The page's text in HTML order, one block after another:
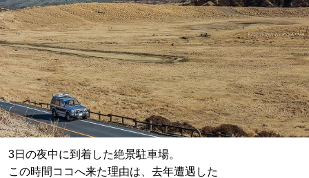
3日の夜中に到着した絶景駐車場。
この時間ココへ来た理由は、去年遭遇した